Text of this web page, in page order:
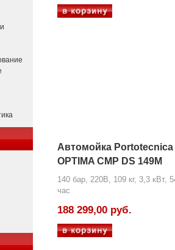
Автомойка Portotecnica
OPTIMA CMP DS 149M
140 бар, 220В, 109 кг, 3,3 кВт,
час
188 299,00 руб.